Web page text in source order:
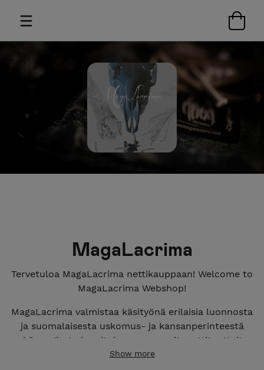
MagaLacrima
Tervetuloa MagaLacrima nettikauppaan! Welcome to
MagaLacrima Webshop!
MagaLacrima valmistaa käsityönä erilaisia luonnosta
ja suomalaisesta uskomus- ja kansanperinteestä
sekä magiasta innoituksensa saaneita yrttituotteita,
suitsukkeita, kynttilöitä, saippuoita, luutuotteita ja
Show more